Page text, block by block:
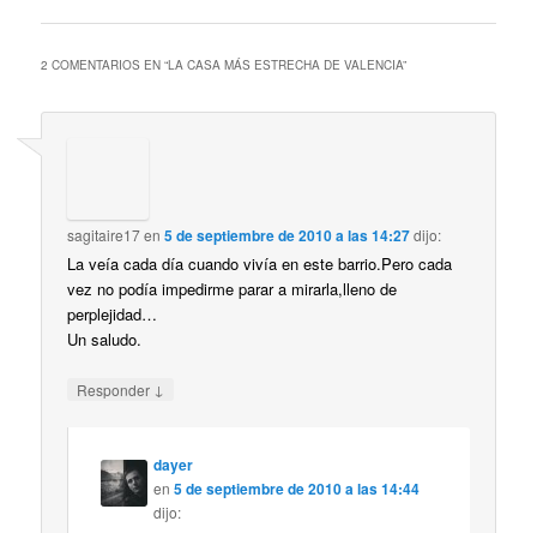
2 COMENTARIOS EN “LA CASA MÁS ESTRECHA DE VALENCIA”
sagitaire17en5 de septiembre de 2010 a las 14:27dijo:
La veía cada día cuando vivía en este barrio.Pero cada
vez no podía impedirme parar a mirarla,lleno de
perplejidad…
Un saludo.
Responder ↓
dayer
en5 de septiembre de 2010 a las 14:44
dijo: